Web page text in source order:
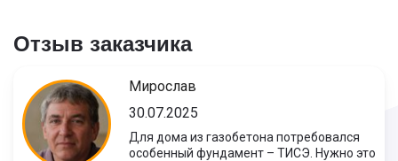
Отзыв заказчика
Мирослав
30.07.2025
Для дома из газобетона потребовался
особенный фундамент – ТИСЭ. Нужно это